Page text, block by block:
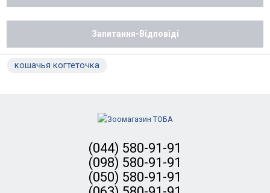
Запитання-Відповіді
кошачья когтеточка
(044) 580-91-91
(098) 580-91-91
(050) 580-91-91